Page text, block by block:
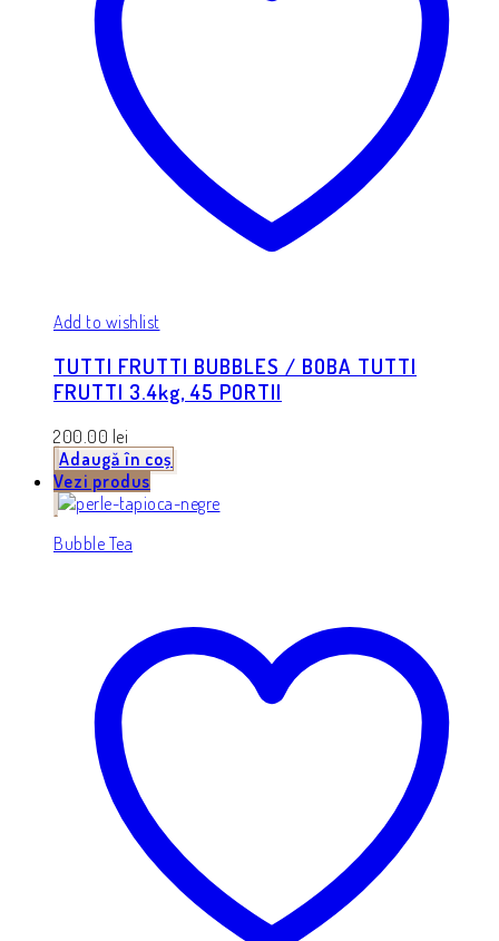
Add to wishlist
TUTTI FRUTTI BUBBLES / BOBA TUTTI
FRUTTI 3.4kg, 45 PORTII
200.00 lei
Adaugă în coș
Vezi produs
Bubble Tea